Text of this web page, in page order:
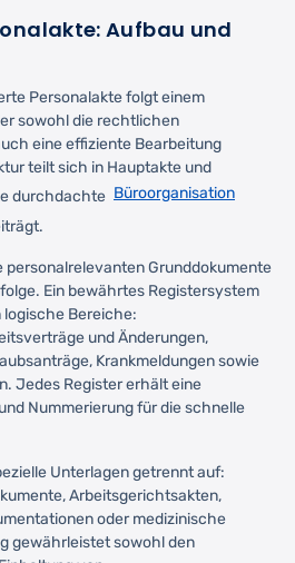
Aufbau und
Personalakte folgt einem
sowohl die rechtlichen
eine effiziente Bearbeitung
teilt sich in Hauptakte und
durchdachte Büroorganisation
personalrelevanten Grunddokumente
Ein bewährtes Registersystem
Bereiche:
und Änderungen,
Krankmeldungen sowie
Jedes Register erhält eine
Nummerierung für die schnelle
Unterlagen getrennt auf:
Arbeitsgerichtsakten,
oder medizinische
gewährleistet sowohl den